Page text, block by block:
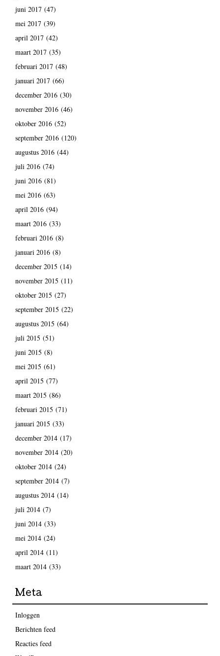
juni 2017(47)
mei 2017(39)
april 2017(42)
maart 2017(35)
februari 2017(48)
januari 2017(66)
december 2016(30)
november 2016(46)
oktober 2016(52)
september 2016(120)
augustus 2016(44)
juli 2016(74)
juni 2016(81)
mei 2016(63)
april 2016(94)
maart 2016(33)
februari 2016(8)
januari 2016(8)
december 2015 (14)
november 2015 (11)
oktober 2015 (27)
september 2015 (22)
augustus 2015 (64)
juli 2015 (51)
juni 2015 (8)
mei 2015 (61)
april 2015 (77)
maart 2015 (86)
februari 2015 (71)
januari 2015 (33)
december 2014(17)
november 2014(20)
oktober 2014(24)
september 2014(7)
augustus 2014(14)
juli 2014(7)
juni 2014(33)
mei 2014(24)
april 2014(11)
maart 2014(33)
Meta
Inloggen
Berichten feed
Reacties feed